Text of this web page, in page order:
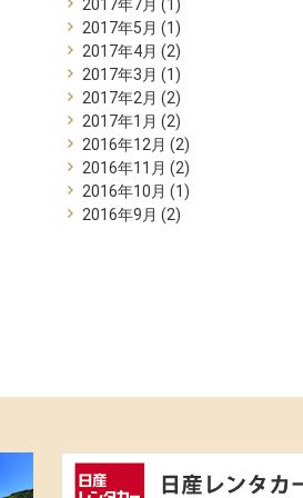
2017年7月 (1)
2017年5月 (1)
2017年4月 (2)
2017年3月 (1)
2017年2月 (2)
2017年1月 (2)
2016年12月 (2)
2016年11月 (2)
2016年10月 (1)
2016年9月 (2)